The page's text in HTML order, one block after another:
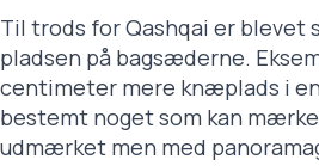
Til trods for Qashqai er blevet
pladsen på bagsæderne.
centimeter mere knæplads i
bestemt noget som kan
udmærket men med